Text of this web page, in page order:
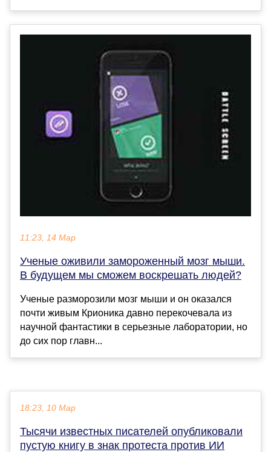
11:23, 14 Мар
Ученые оживили замороженный мозг мыши.
В будущем мы сможем воскрешать людей?
Ученые разморозили мозг мыши и он оказался
почти живым Крионика давно перекочевала из
научной фантастики в серьезные лаборатории, но
до сих пор главн...
18:23, 10 Мар
Тысячи известных писателей опубликовали
пустую книгу в знак протеста против ИИ